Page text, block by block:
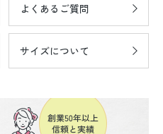
よくあるご質問
サイズについて